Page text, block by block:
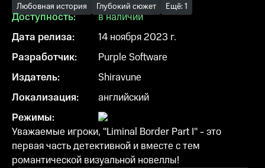
Любовная история
Глубокий сюжет Ещё: 1
Доступность:
в наличии
Дата релиза:
14 ноября 2023 г.
Разработчик:
Purple Software
Издатель:
Shiravune
Локализация:
английский
Режимы:
Уважаемые игроки, "Liminal Border Part I" - это
первая часть детективной и вместе с тем
романтической визуальной новеллы!